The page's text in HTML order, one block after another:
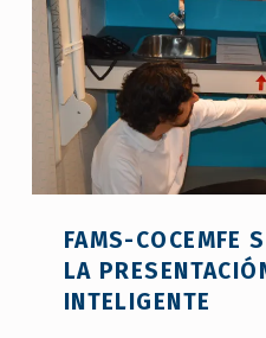
FAMS-COCEMFE
LA
INTELIGENTE